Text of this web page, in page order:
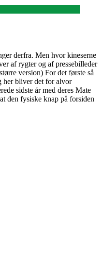
derfra. Men hvor kineserne
af rygter og af pressebilleder
version) For det første så
her bliver det for alvor
sidste år med deres Mate
den fysiske knap på forsiden